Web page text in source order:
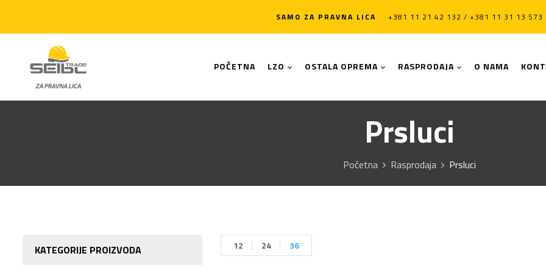
SAMO ZA PRAVNA LICA +381 11 21 42 132 / +381 11 31 13 573
POČETNA LZO OSTALA OPREMA RASPRODAJA O NAMA
Prsluci
Početna Rasprodaja Prsluci
KATEGORIJE PROIZVODA 12 24 36